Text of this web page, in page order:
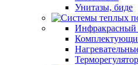
Унитазы, биде